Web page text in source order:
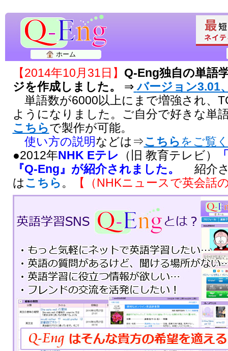
ホーム
【2014年10月31日】 Q-Eng独自の単語
ジを作成しました。
⇒ バージョン3.01
単語数が6000以上にまで増強され、
ようになりました。ご自分で好きな単
こちらで製作が可能。
使い方の説明などは⇒こちらをご覧
●2012年NHK Eテレ （旧 教育テレビ）
『Q-Eng』が紹介されました。
紹介さ
はこちら。 【（NHKニュースで英会話